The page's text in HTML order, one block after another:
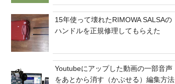
15年使って壊れたRIMOWA SALSAの
ハンドルを正規修理してもらえた
Youtubeにアップした動画の一部音声
をあとから消す（かぶせる）編集方法